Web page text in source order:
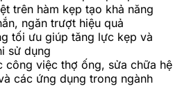
trên hàm kẹp tạo khả năng
ngăn trượt hiệu quả
tối ưu giúp tăng lực kẹp và
sử dụng
công việc thợ ống, sửa chữa hệ
các ứng dụng trong ngành